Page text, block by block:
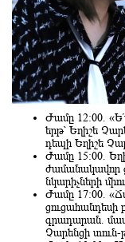
Ժամը 12։00.
երթ՝ Եղիշե
դեպի Եղիշե
Ժամը 15:00.
ժամանակավոր
նկարիչների
Ժամը 17:00.
ցուցահանդեսի
գրադարան.
Չարենցի